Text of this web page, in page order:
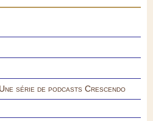
série de podcasts Crescendo